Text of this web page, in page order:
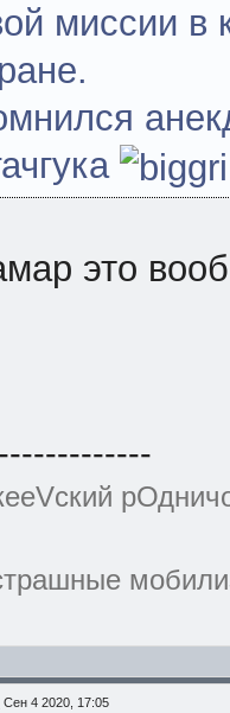
миссии в
это
Сен 4 2020, 17:05